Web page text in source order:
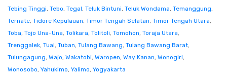
Tebing Tinggi, Tebo, Tegal, Teluk Bintuni, Teluk Wondama, Temanggung,
Ternate, Tidore Kepulauan, Timor Tengah Selatan, Timor Tengah Utara,
Toba, Tojo Una-Una, Tolikara, Tolitoli, Tomohon, Toraja Utara,
Trenggalek, Tual, Tuban, Tulang Bawang, Tulang Bawang Barat,
Tulungagung, Wajo, Wakatobi, Waropen, Way Kanan, Wonogiri,
Wonosobo, Yahukimo, Yalimo, Yogyakarta